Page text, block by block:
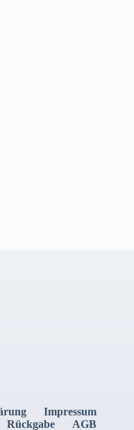
Impressum
Rückgabe AGB